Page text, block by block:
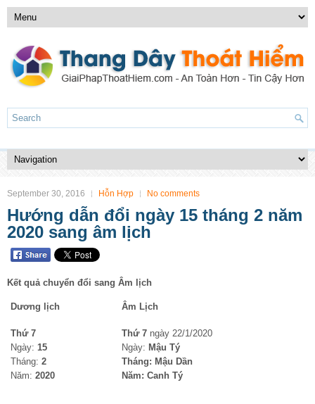
September 30, 2016 Hỗn Hợp No comments
Hướng dẫn đổi ngày 15 tháng 2 năm
2020 sang âm lịch
Kết quả chuyển đổi sang Âm lịch
Dương lịch Âm Lịch
Thứ 7
Ngày: 15
Tháng: 2
Năm: 2020
Thứ 7 ngày 22/1/2020
Ngày: Mậu Tý
Tháng: Mậu Dần
Năm: Canh Tý